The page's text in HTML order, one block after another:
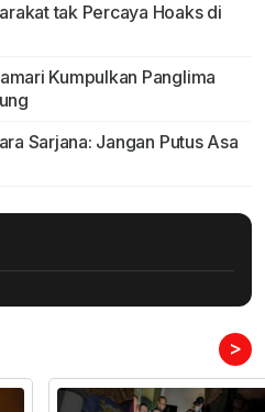
tak Percaya Hoaks di
Kumpulkan Panglima
Sarjana: Jangan Putus Asa
>